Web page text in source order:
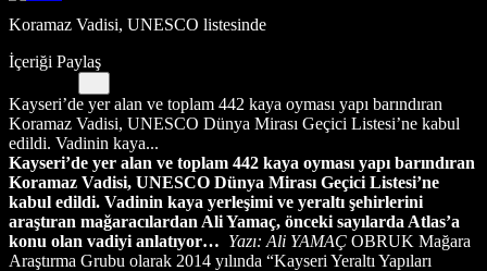
Koramaz Vadisi, UNESCO listesinde
İçeriği Paylaş
Kayseri’de yer alan ve toplam 442 kaya oyması yapı barındıran
Koramaz Vadisi, UNESCO Dünya Mirası Geçici Listesi’ne kabul
edildi. Vadinin kaya...
Kayseri’de yer alan ve toplam 442 kaya oyması yapı barındıran
Koramaz Vadisi, UNESCO Dünya Mirası Geçici Listesi’ne
kabul edildi. Vadinin kaya yerleşimi ve yeraltı şehirlerini
araştıran mağaracılardan Ali Yamaç, önceki sayılarda Atlas’a
konu olan vadiyi anlatıyor… Yazı: Ali YAMAÇ OBRUK Mağara
Araştırma Grubu olarak 2014 yılında “Kayseri Yeraltı Yapıları